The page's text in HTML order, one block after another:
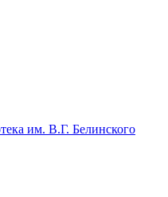
им. В.Г. Белинского